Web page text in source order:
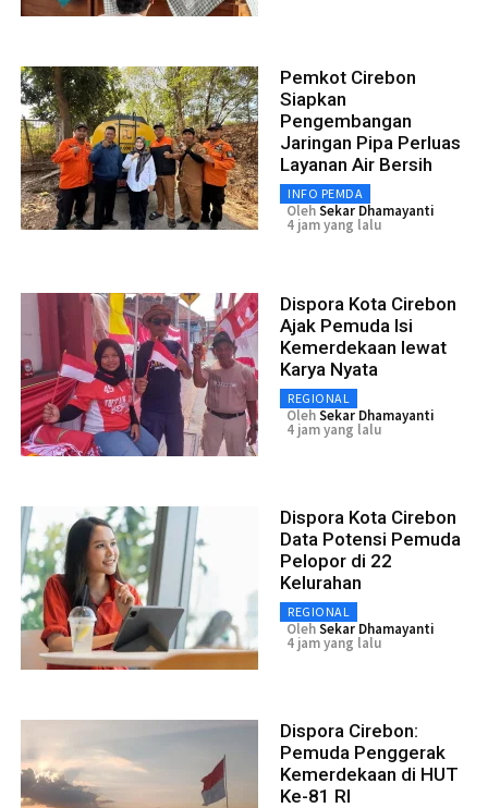
Pemkot Cirebon
Siapkan
Pengembangan
Jaringan Pipa Perluas
Layanan Air Bersih
INFO PEMDA
OlehSekar Dhamayanti
4 jam yang lalu
Dispora Kota Cirebon
Ajak Pemuda Isi
Kemerdekaan lewat
Karya Nyata
REGIONAL
OlehSekar Dhamayanti
4 jam yang lalu
Dispora Kota Cirebon
Data Potensi Pemuda
Pelopor di 22
Kelurahan
REGIONAL
OlehSekar Dhamayanti
4 jam yang lalu
Dispora Cirebon:
Pemuda Penggerak
Kemerdekaan di HUT
Ke-81 RI